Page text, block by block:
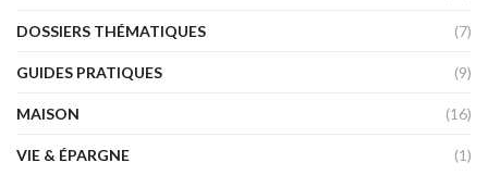
DOSSIERS THÉMATIQUES (7)
GUIDES PRATIQUES (9)
MAISON (16)
VIE & ÉPARGNE (1)